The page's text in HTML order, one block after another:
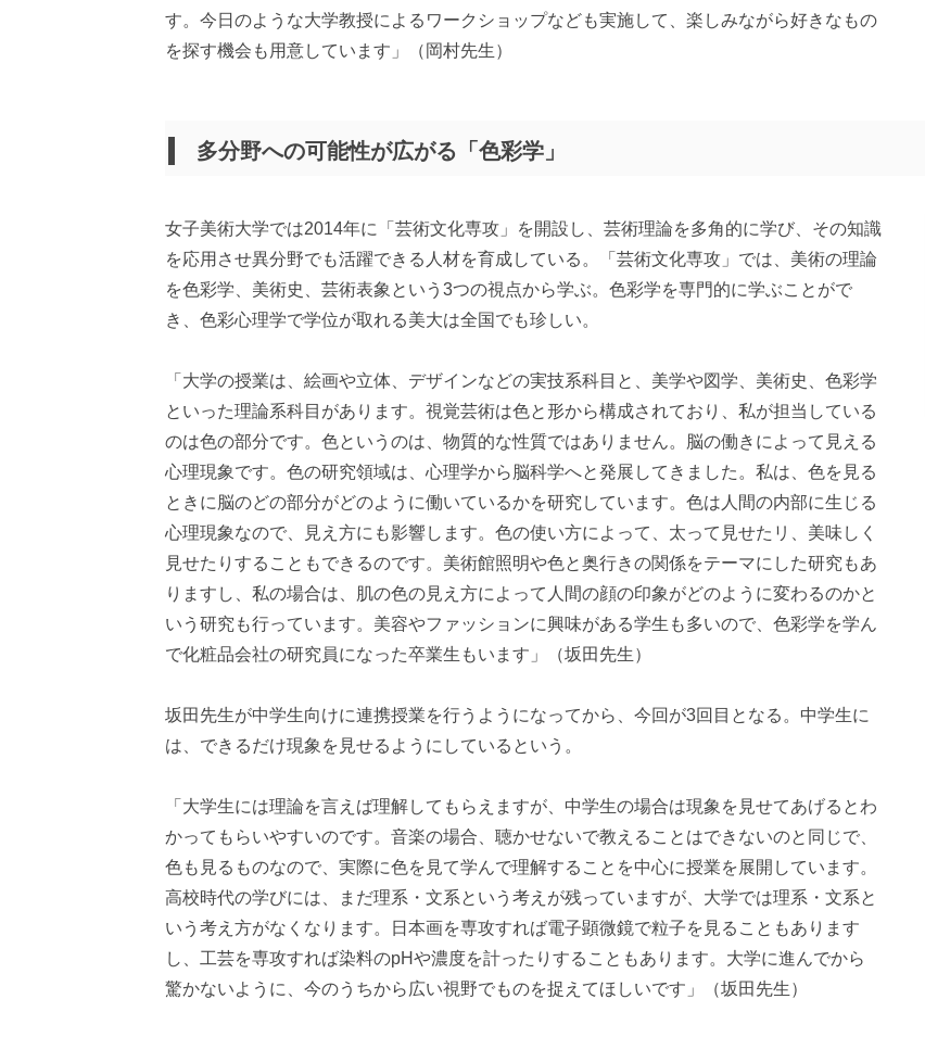
す。今日のような大学教授によるワークショップなども実施して、楽しみながら好きなもの
を探す機会も用意しています」（岡村先生）
多分野への可能性が広がる「色彩学」
女子美術大学では2014年に「芸術文化専攻」を開設し、芸術理論を多角的に学び、その知識
を応用させ異分野でも活躍できる人材を育成している。「芸術文化専攻」では、美術の理論
を色彩学、美術史、芸術表象という3つの視点から学ぶ。色彩学を専門的に学ぶことがで
き、色彩心理学で学位が取れる美大は全国でも珍しい。
「大学の授業は、絵画や立体、デザインなどの実技系科目と、美学や図学、美術史、色彩学
といった理論系科目があります。視覚芸術は色と形から構成されており、私が担当している
のは色の部分です。色というのは、物質的な性質ではありません。脳の働きによって見える
心理現象です。色の研究領域は、心理学から脳科学へと発展してきました。私は、色を見る
ときに脳のどの部分がどのように働いているかを研究しています。色は人間の内部に生じる
心理現象なので、見え方にも影響します。色の使い方によって、太って見せたリ、美味しく
見せたりすることもできるのです。美術館照明や色と奥行きの関係をテーマにした研究もあ
りますし、私の場合は、肌の色の見え方によって人間の顔の印象がどのように変わるのかと
いう研究も行っています。美容やファッションに興味がある学生も多いので、色彩学を学ん
で化粧品会社の研究員になった卒業生もいます」（坂田先生）
坂田先生が中学生向けに連携授業を行うようになってから、今回が3回目となる。中学生に
は、できるだけ現象を見せるようにしているという。
「大学生には理論を言えば理解してもらえますが、中学生の場合は現象を見せてあげるとわ
かってもらいやすいのです。音楽の場合、聴かせないで教えることはできないのと同じで、
色も見るものなので、実際に色を見て学んで理解することを中心に授業を展開しています。
高校時代の学びには、まだ理系・文系という考えが残っていますが、大学では理系・文系と
いう考え方がなくなります。日本画を専攻すれば電子顕微鏡で粒子を見ることもあります
し、工芸を専攻すれば染料のpHや濃度を計ったりすることもあります。大学に進んでから
驚かないように、今のうちから広い視野でものを捉えてほしいです」（坂田先生）